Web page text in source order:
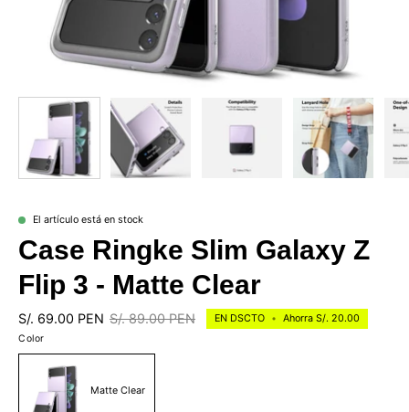
El artículo está en stock
Case Ringke Slim Galaxy Z
Flip 3 - Matte Clear
S/. 69.00 PEN S/. 89.00 PEN EN DSCTO • Ahorra S/. 20.00
Color
Matte Clear